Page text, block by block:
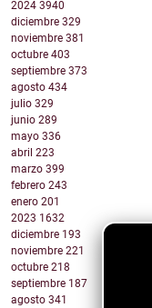
2024 3940
diciembre 329
noviembre 381
octubre 403
septiembre 373
agosto 434
julio 329
junio 289
mayo 336
abril 223
marzo 399
febrero 243
enero 201
2023 1632
diciembre 193
noviembre 221
octubre 218
septiembre 187
agosto 341